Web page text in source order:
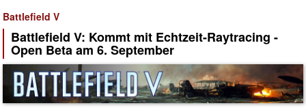
Battlefield V
Battlefield V: Kommt mit Echtzeit-Raytracing -
Open Beta am 6. September